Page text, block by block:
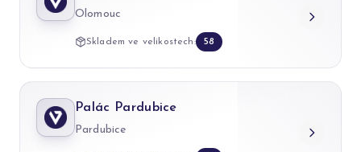
Olomouc
Skladem ve velikostech: 58
Palác Pardubice
Pardubice